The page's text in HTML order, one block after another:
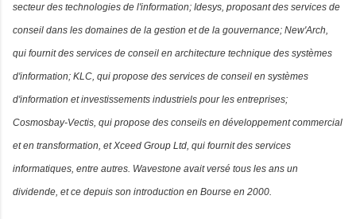
secteur des technologies de l'information; Idesys, proposant des services de
conseil dans les domaines de la gestion et de la gouvernance; New'Arch,
qui fournit des services de conseil en architecture technique des systèmes
d'information; KLC, qui propose des services de conseil en systèmes
d'information et investissements industriels pour les entreprises;
Cosmosbay-Vectis, qui propose des conseils en développement commercial
et en transformation, et Xceed Group Ltd, qui fournit des services
informatiques, entre autres. Wavestone avait versé tous les ans un
dividende, et ce depuis son introduction en Bourse en 2000.